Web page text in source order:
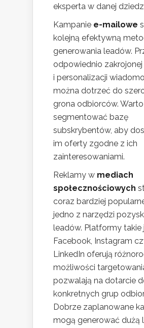
eksperta w danej
Kampanie e-mailowe
kolejną efektywną
generowania leadów.
odpowiednio
i personalizacji
można dotrzeć do
grona odbiorców. Warto
segmentować bazę
subskrybentów, aby
im oferty zgodne z ich
zainteresowaniami.
Reklamy w mediach
społecznościowych
coraz bardziej
jedno z narzędzi
leadów. Platformy takie
Facebook, Instagram
LinkedIn oferują
możliwości
pozwalają na dotarcie
konkretnych grup
Dobrze zaplanowane
mogą generować dużą